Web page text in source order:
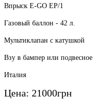
Впрыск E-GO EP/1
Газовый баллон - 42 л.
Мультиклапан с катушкой
Взу в бампер или подвесное
Италия
Цена: 21000грн